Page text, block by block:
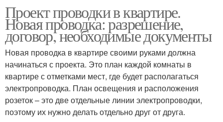
Проект проводки в квартире.
Новая проводка: разрешение,
договор, необходимые документы
Новая проводка в квартире своими руками должна
начинаться с проекта. Это план каждой комнаты в
квартире с отметками мест, где будет располагаться
электропроводка. План освещения и расположения
розеток – это две отдельные линии электропроводки,
поэтому их нужно делать отдельно друг от друга.